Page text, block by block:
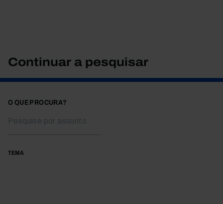
Continuar a pesquisar
O QUE PROCURA?
TEMA